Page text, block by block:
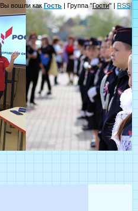
Вы вошли какГость | Группа "Гости" | RSS